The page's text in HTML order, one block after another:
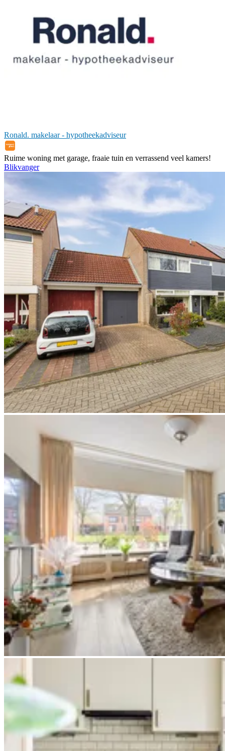
Ronald. makelaar - hypotheekadviseur
Ruime woning met garage, fraaie tuin en verrassend veel kamers!
Blikvanger